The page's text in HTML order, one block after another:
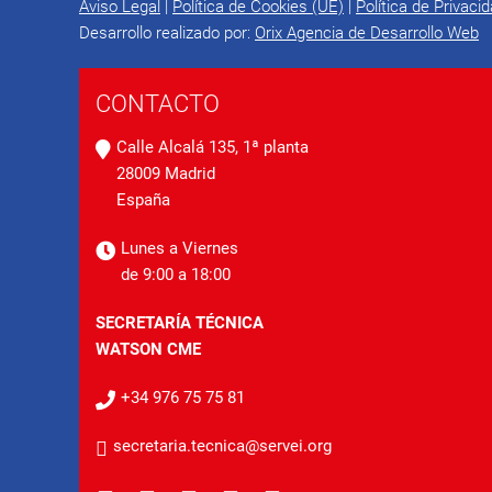
Aviso Legal Política de Cookies (UE)
Política de
Desarrollo realizado por: Orix Agencia de Desarrollo Web
CONTACTO
Calle Alcalá 135, 1ª planta
28009 Madrid
España
Lunes a Viernes
de 9:00 a 18:00
SECRETARÍA TÉCNICA
WATSON CME
+34 976 75 75 81
secretaria.tecnica@servei.org